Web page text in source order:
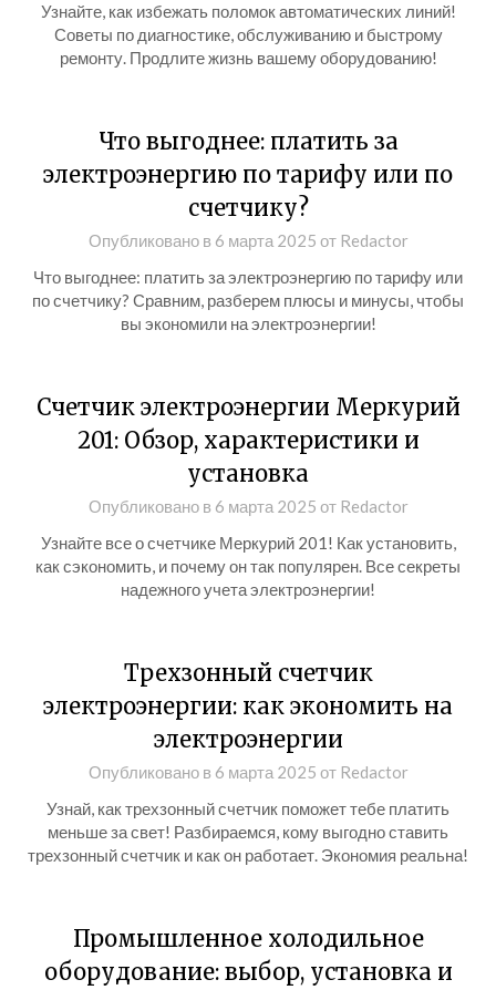
Узнайте, как избежать поломок автоматических линий!
Советы по диагностике, обслуживанию и быстрому
ремонту. Продлите жизнь вашему оборудованию!
Что выгоднее: платить за
электроэнергию по тарифу или по
счетчику?
Опубликовано в 6 марта 2025 от Redactor
Что выгоднее: платить за электроэнергию по тарифу или
по счетчику? Сравним, разберем плюсы и минусы, чтобы
вы экономили на электроэнергии!
Счетчик электроэнергии Меркурий
201: Обзор, характеристики и
установка
Опубликовано в 6 марта 2025 от Redactor
Узнайте все о счетчике Меркурий 201! Как установить,
как сэкономить, и почему он так популярен. Все секреты
надежного учета электроэнергии!
Трехзонный счетчик
электроэнергии: как экономить на
электроэнергии
Опубликовано в 6 марта 2025 от Redactor
Узнай, как трехзонный счетчик поможет тебе платить
меньше за свет! Разбираемся, кому выгодно ставить
трехзонный счетчик и как он работает. Экономия реальна!
Промышленное холодильное
оборудование: выбор, установка и